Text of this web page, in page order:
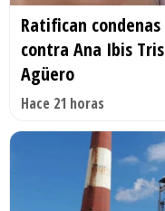
Ratifican
contra Ana Ibis
Agüero
Hace 21 horas